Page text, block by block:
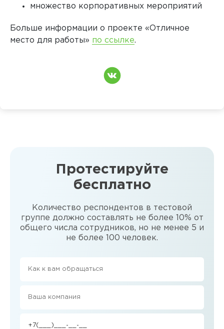
множество корпоративных мероприятий
Больше информации о проекте «Отличное
место для работы» по ссылке.
Протестируйте
бесплатно
Количество респондентов в тестовой
группе должно составлять не более 10% от
общего числа сотрудников, но не менее 5 и
не более 100 человек.